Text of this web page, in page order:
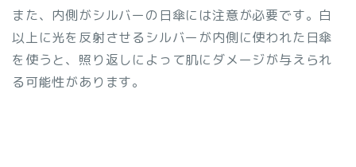
また、内側がシルバーの日傘には注意が必要です。白
以上に光を反射させるシルバーが内側に使われた日傘
を使うと、照り返しによって肌にダメージが与えられ
る可能性があります。